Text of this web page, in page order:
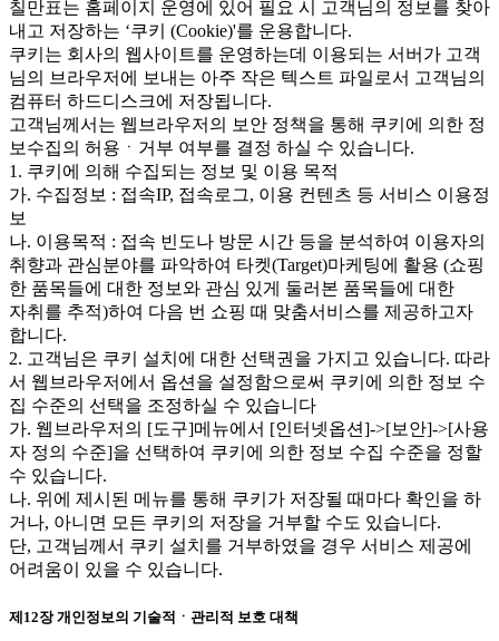
칠만표는 홈페이지 운영에 있어 필요 시 고객님의 정보를 찾아
내고 저장하는 ‘쿠키 (Cookie)'를 운용합니다.
쿠키는 회사의 웹사이트를 운영하는데 이용되는 서버가 고객
님의 브라우저에 보내는 아주 작은 텍스트 파일로서 고객님의
컴퓨터 하드디스크에 저장됩니다.
고객님께서는 웹브라우저의 보안 정책을 통해 쿠키에 의한 정
보수집의 허용ㆍ거부 여부를 결정 하실 수 있습니다.
1. 쿠키에 의해 수집되는 정보 및 이용 목적
가. 수집정보 : 접속IP, 접속로그, 이용 컨텐츠 등 서비스 이용정
보
나. 이용목적 : 접속 빈도나 방문 시간 등을 분석하여 이용자의
취향과 관심분야를 파악하여 타켓(Target)마케팅에 활용 (쇼핑
한 품목들에 대한 정보와 관심 있게 둘러본 품목들에 대한
자취를 추적)하여 다음 번 쇼핑 때 맞춤서비스를 제공하고자
합니다.
2. 고객님은 쿠키 설치에 대한 선택권을 가지고 있습니다. 따라
서 웹브라우저에서 옵션을 설정함으로써 쿠키에 의한 정보 수
집 수준의 선택을 조정하실 수 있습니다
가. 웹브라우저의 [도구]메뉴에서 [인터넷옵션]->[보안]->[사용
자 정의 수준]을 선택하여 쿠키에 의한 정보 수집 수준을 정할
수 있습니다.
나. 위에 제시된 메뉴를 통해 쿠키가 저장될 때마다 확인을 하
거나, 아니면 모든 쿠키의 저장을 거부할 수도 있습니다.
단, 고객님께서 쿠키 설치를 거부하였을 경우 서비스 제공에
어려움이 있을 수 있습니다.
제12장 개인정보의 기술적ㆍ관리적 보호 대책